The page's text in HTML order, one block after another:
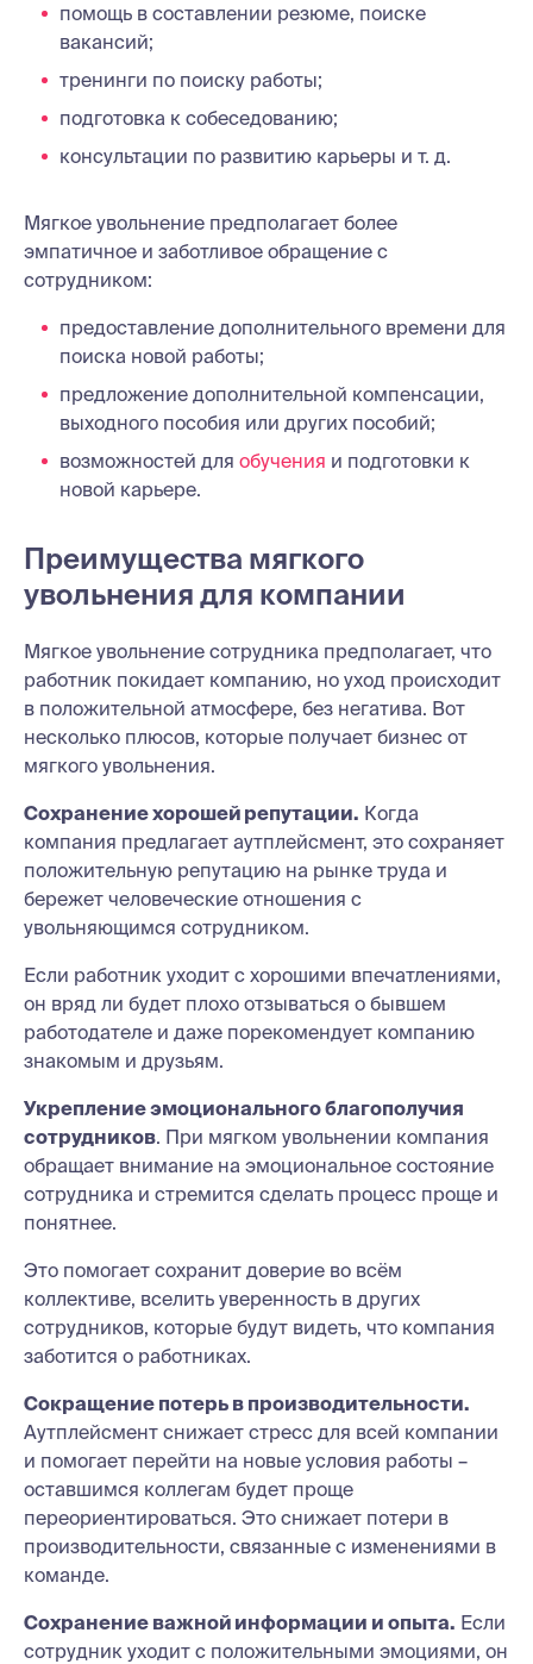
помощь в составлении резюме, поиске
вакансий;
тренинги по поиску работы;
подготовка к собеседованию;
консультации по развитию карьеры и т. д.
Мягкое увольнение предполагает более
эмпатичное и заботливое обращение с
сотрудником:
предоставление дополнительного времени для
поиска новой работы;
предложение дополнительной компенсации,
выходного пособия или других пособий;
возможностей для обучения и подготовки к
новой карьере.
Преимущества мягкого
увольнения для компании
Мягкое увольнение сотрудника предполагает, что
работник покидает компанию, но уход происходит
в положительной атмосфере, без негатива. Вот
несколько плюсов, которые получает бизнес от
мягкого увольнения.
Сохранение хорошей репутации. Когда
компания предлагает аутплейсмент, это сохраняет
положительную репутацию на рынке труда и
бережет человеческие отношения с
увольняющимся сотрудником.
Если работник уходит с хорошими впечатлениями,
он вряд ли будет плохо отзываться о бывшем
работодателе и даже порекомендует компанию
знакомым и друзьям.
Укрепление эмоционального благополучия
сотрудников. При мягком увольнении компания
обращает внимание на эмоциональное состояние
сотрудника и стремится сделать процесс проще и
понятнее.
Это помогает сохранит доверие во всём
коллективе, вселить уверенность в других
сотрудников, которые будут видеть, что компания
заботится о работниках.
Сокращение потерь в производительности.
Аутплейсмент снижает стресс для всей компании
и помогает перейти на новые условия работы –
оставшимся коллегам будет проще
переориентироваться. Это снижает потери в
производительности, связанные с изменениями в
команде.
Сохранение важной информации и опыта. Если
сотрудник уходит с положительными эмоциями, он